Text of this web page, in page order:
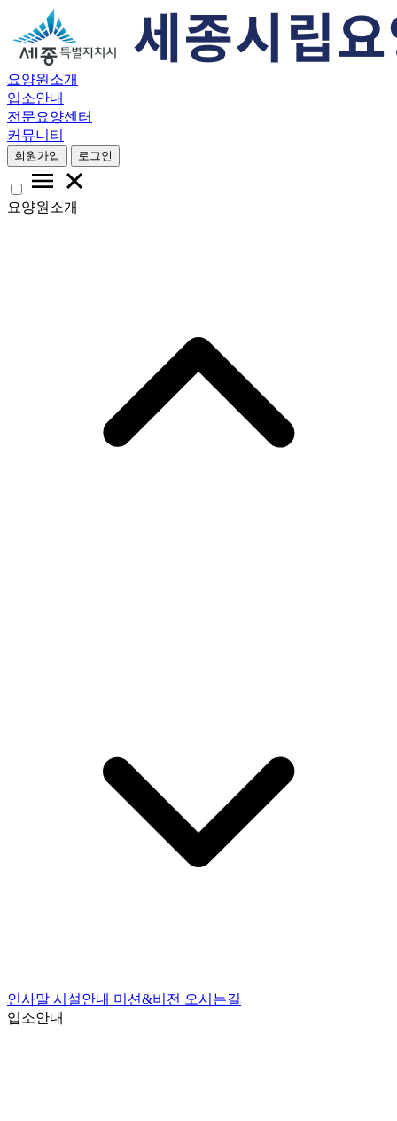
요양원소개
입소안내
전문요양센터
커뮤니티
회원가입 로그인
요양원소개
인사말 시설안내 미션&비전 오시는길
입소안내